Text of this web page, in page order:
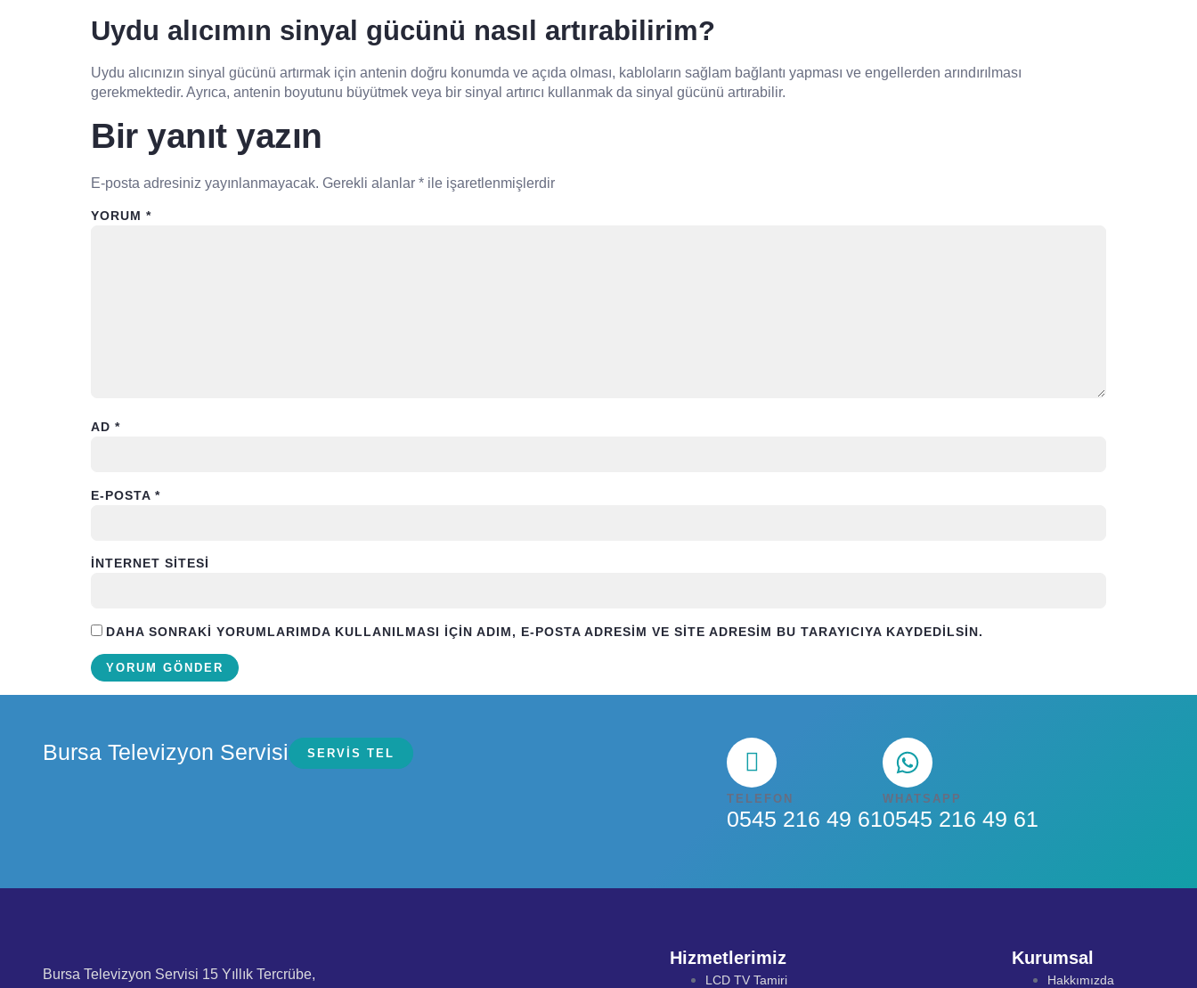
Uydu alıcımın sinyal gücünü nasıl artırabilirim?
Uydu alıcınızın sinyal gücünü artırmak için antenin doğru konumda ve açıda olması, kabloların sağlam bağlantı yapması ve engellerden arındırılması
gerekmektedir. Ayrıca, antenin boyutunu büyütmek veya bir sinyal artırıcı kullanmak da sinyal gücünü artırabilir.
Bir yanıt yazın
E-posta adresiniz yayınlanmayacak. Gerekli alanlar * ile işaretlenmişlerdir
YORUM *
AD *
E-POSTA *
İNTERNET SITESI
DAHA SONRAKI YORUMLARIMDA KULLANILMASI IÇIN ADIM, E-POSTA ADRESIM VE SITE ADRESIM BU TARAYICIYA KAYDEDILSIN.
Bursa Televizyon Servisi SERVIS TEL
TELEFON
0545 216 49 61
WHATSAPP
0545 216 49 61
Bursa Televizyon Servisi 15 Yıllık Tercrübe,
Hizmetlerimiz
LCD TV Tamiri
Kurumsal
Hakkımızda